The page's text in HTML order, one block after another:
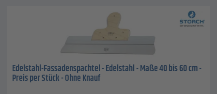
Edelstahl-Fassadenspachtel - Edelstahl - Maße 40 bis 60 cm -
Preis per Stück - Ohne Knauf